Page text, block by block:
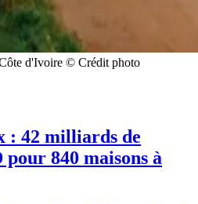
d'Ivoire © Crédit photo
: 42 milliards de
840 maisons à